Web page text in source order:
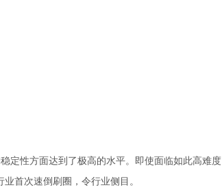
定性方面达到了极高的水平。即使面临如此高难度
首次速倒刷圈，令行业侧目。